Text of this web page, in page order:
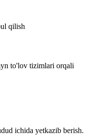
qilish
to'lov tizimlari orqali
ichida yetkazib berish.